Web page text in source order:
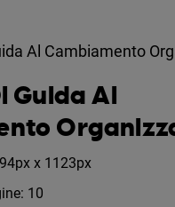
Al Cambiamento
Guida Al
x 1123px
10